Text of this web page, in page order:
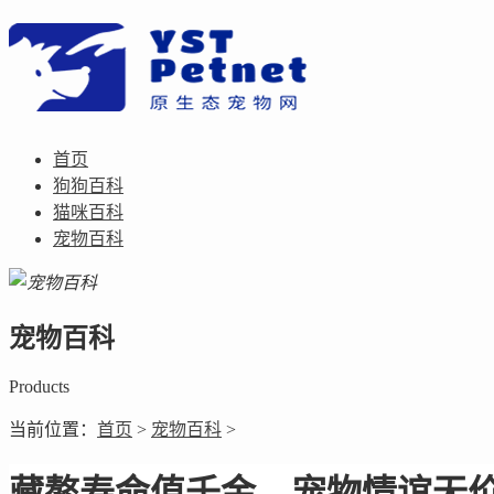
首页
狗狗百科
猫咪百科
宠物百科
宠物百科
Products
当前位置： 首页 > 宠物百科 >